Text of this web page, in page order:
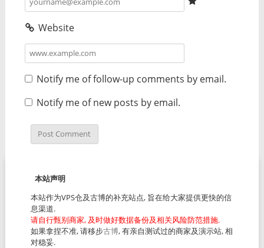
Website
Notify me of follow-up comments by email.
Notify me of new posts by email.
本站声明
本站作为VPS仓及古博的补充站点, 旨在给大家提供更快的信
息渠道.
请自行甄别商家, 及时做好数据备份及相关风险防范措施.
如果拿捏不准, 请移步古博, 有亲自测试过的商家及演示站, 相
对稳妥.